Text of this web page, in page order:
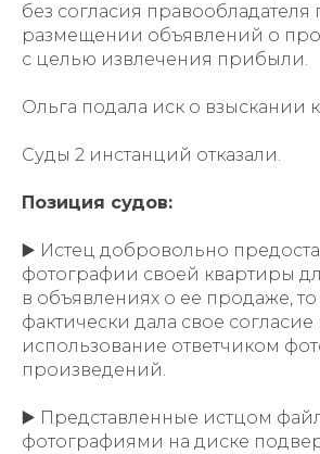
без согласия правообладателя
размещении объявлений о
с целью извлечения прибыли.
Ольга подала иск о взыскании
Суды 2 инстанций отказали.
Позиция судов:
▶️ Истец добровольно
фотографии своей квартиры
в объявлениях о ее продаже, то
фактически дала свое согласие
использование ответчиком
произведений.
▶️ Представленные истцом
фотографиями на диске